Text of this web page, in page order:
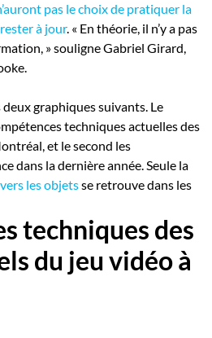
pas le choix de pratiquer la
à jour. « En théorie, il n’y a pas
» souligne Gabriel Girard,
graphiques suivants. Le
techniques actuelles des
et le second les
dans la dernière année. Seule la
les objetsse retrouve dans les
techniques des
du jeu vidéo à